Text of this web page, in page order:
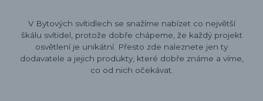
V Bytových svítidlech se snažíme nabízet co největší
škálu svítidel, protože dobře chápeme, že každý projekt
osvětlení je unikátní. Přesto zde naleznete jen ty
dodavatele a jejich produkty, které dobře známe a víme,
co od nich očekávat.